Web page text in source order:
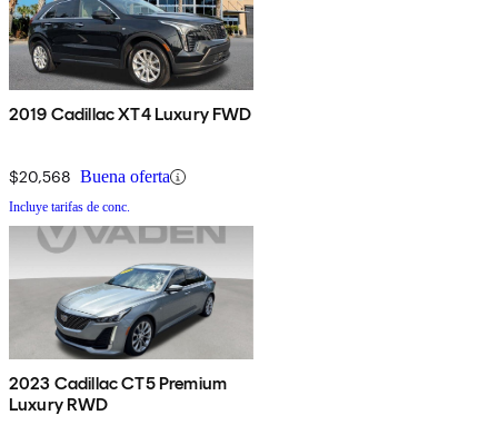
2019 Cadillac XT4 Luxury FWD
$20,568 Buena oferta
Incluye tarifas de conc.
2023 Cadillac CT5 Premium
Luxury RWD